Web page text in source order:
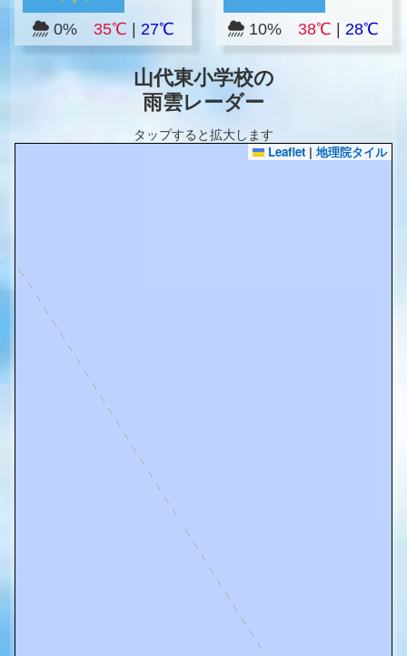
0% 35℃ 27℃ 10%38℃ |28℃
山代東小学校の
雨雲レーダー
タップすると拡大します
Leaflet | 地理院タイル